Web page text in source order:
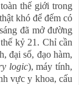
thế giới trong
khó để đếm có
đã mở đường
kỷ 21. Chỉ cần
đại số, đạo hàm,
logic), máy tính,
vực y khoa, cấu